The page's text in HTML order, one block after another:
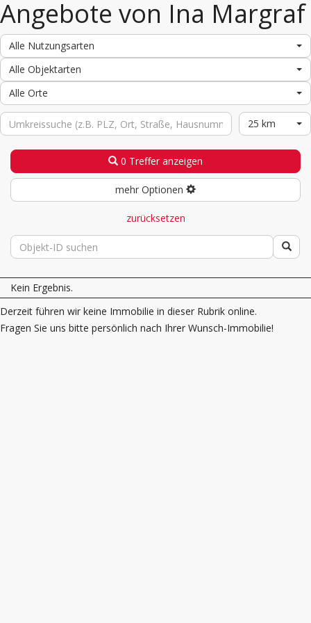
Angebote von Ina Margraf
Alle Nutzungsarten
Alle Objektarten
Alle Orte
25 km
0 Treffer anzeigen
mehr Optionen
zurücksetzen
Kein Ergebnis.
Derzeit führen wir keine Immobilie in dieser Rubrik online.
Fragen Sie uns bitte persönlich nach Ihrer Wunsch-Immobilie!